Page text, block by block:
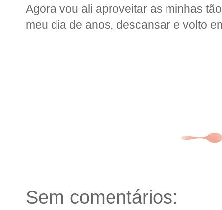
Agora vou ali aproveitar as minhas
meu dia de anos, descansar e volto
Sem comentários: